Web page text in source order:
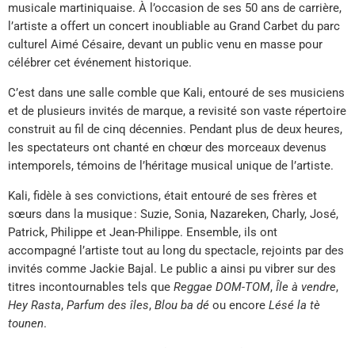
musicale martiniquaise. À l’occasion de ses 50 ans de carrière,
l’artiste a offert un concert inoubliable au Grand Carbet du parc
culturel Aimé Césaire, devant un public venu en masse pour
célébrer cet événement historique.
C’est dans une salle comble que Kali, entouré de ses musiciens
et de plusieurs invités de marque, a revisité son vaste répertoire
construit au fil de cinq décennies. Pendant plus de deux heures,
les spectateurs ont chanté en chœur des morceaux devenus
intemporels, témoins de l’héritage musical unique de l’artiste.
Kali, fidèle à ses convictions, était entouré de ses frères et
sœurs dans la musique : Suzie, Sonia, Nazareken, Charly, José,
Patrick, Philippe et Jean-Philippe. Ensemble, ils ont
accompagné l’artiste tout au long du spectacle, rejoints par des
invités comme Jackie Bajal. Le public a ainsi pu vibrer sur des
titres incontournables tels que Reggae DOM-TOM, Île à vendre,
Hey Rasta, Parfum des îles, Blou ba dé ou encore Lésé la tè
tounen.